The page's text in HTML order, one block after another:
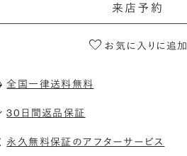
来店予約
お気に入りに追加
全国一律送料無料
30日間返品保証
永久無料保証のアフターサービス